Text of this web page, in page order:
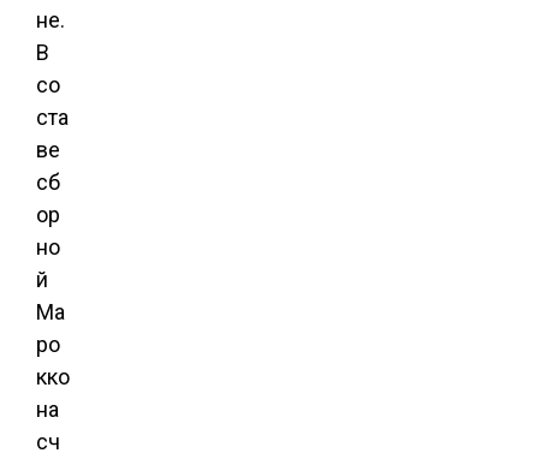
не.
В
со
ста
ве
сб
ор
но
й
Ма
ро
кко
на
сч